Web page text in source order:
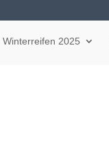
Winterreifen 2025